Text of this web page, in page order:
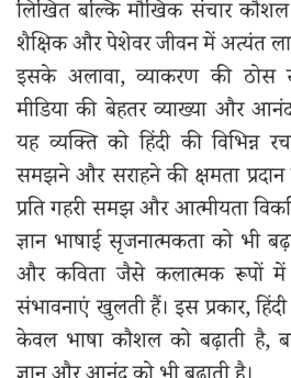
लिखित बल्कि मौखिक संचार
शैक्षिक और पेशेवर जीवन में अत्यंत
इसके अलावा, व्याकरण की ठोस
मीडिया की बेहतर व्याख्या और
यह व्यक्ति को हिंदी की विभिन्न
समझने और सराहने की क्षमता
प्रति गहरी समझ और आत्मीयता
ज्ञान भाषाई सृजनात्मकता को भी
और कविता जैसे कलात्मक रूपों में
संभावनाएं खुलती हैं। इस प्रकार,
केवल भाषा कौशल को बढ़ाती है,